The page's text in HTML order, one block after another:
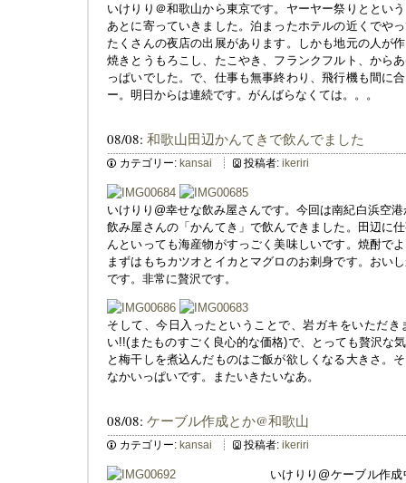
いけりり＠和歌山から東京です。ヤーヤー祭りととい
あとに寄っていきました。泊まったホテルの近くでや
たくさんの夜店の出展があります。しかも地元の人が
焼きとうもろこし、たこやき、フランクフルト、から
っぱいでした。で、仕事も無事終わり、飛行機も間に
ー。明日からは連続です。がんばらなくては。。。
08/08: 和歌山田辺かんてきで飲んでました
カテゴリー: kansai 投稿者: ikeriri
いけりり@幸せな飲み屋さんです。今回は南紀白浜空
飲み屋さんの「かんてき」で飲んできました。田辺に
んといっても海産物がすっごく美味しいです。焼酎で
まずはもちカツオとイカとマグロのお刺身です。おい
です。非常に贅沢です。
そして、今日入ったということで、岩ガキをいただ
い!!(またものすごく良心的な価格)で、とっても贅沢な
と梅干しを煮込んだものはご飯が欲しくなる大きさ。
なかいっぱいです。またいきたいなあ。
08/08: ケーブル作成とか@和歌山
カテゴリー: kansai 投稿者: ikeriri
いけりり@ケーブル作